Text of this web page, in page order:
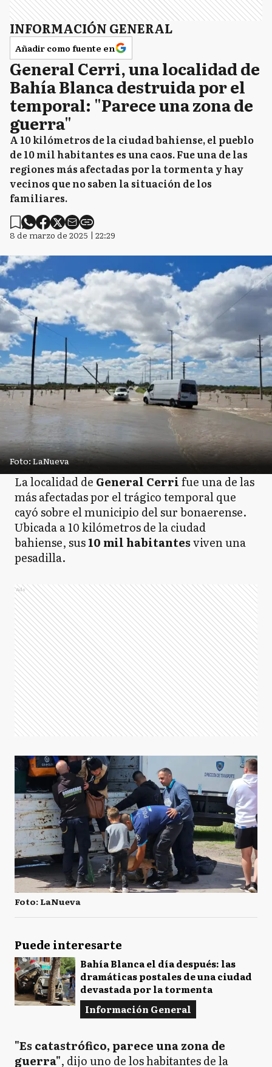
INFORMACIÓN GENERAL
Añadir como fuente en
General Cerri, una localidad de
Bahía Blanca destruida por el
temporal: "Parece una zona de
guerra"
A 10 kilómetros de la ciudad bahiense, el pueblo
de 10 mil habitantes es una caos. Fue una de las
regiones más afectadas por la tormenta y hay
vecinos que no saben la situación de los
familiares.
8 de marzo de 2025 | 22:29
Foto: LaNueva
La localidad de General Cerrifue una de las
más afectadas por el trágico temporal que
cayó sobre el municipio del sur bonaerense.
Ubicada a 10 kilómetros de la ciudad
bahiense, sus10 mil habitantesviven una
pesadilla.
Ads
Foto: LaNueva
Puede interesarte
Bahía Blanca el día después: las
dramáticas postales de una ciudad
devastada por la tormenta
Información General
"Es catastrófico, parece una zona de
guerra", dijo uno de los habitantes de la